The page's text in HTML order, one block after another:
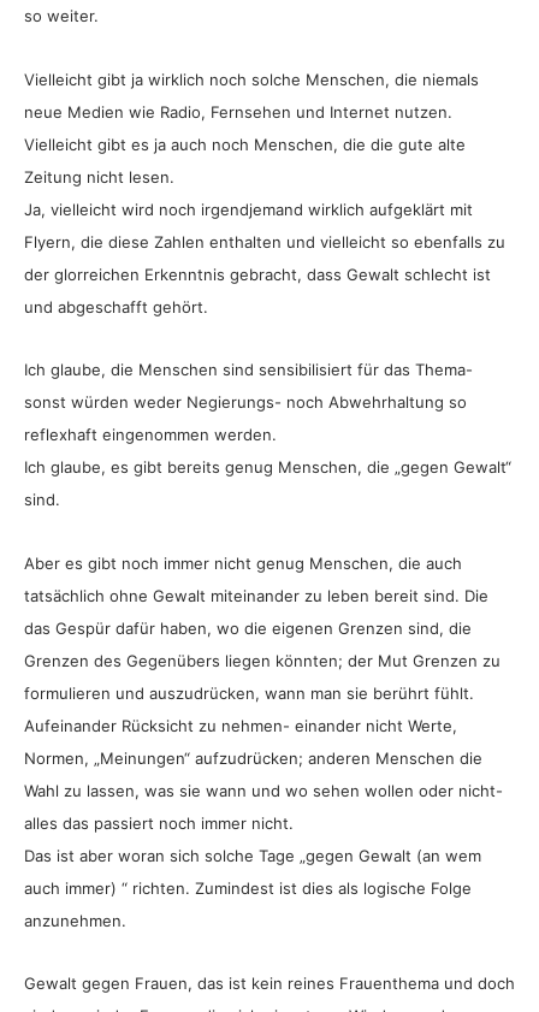
so weiter.
Vielleicht gibt ja wirklich noch solche Menschen, die niemals
neue Medien wie Radio, Fernsehen und Internet nutzen.
Vielleicht gibt es ja auch noch Menschen, die die gute alte
Zeitung nicht lesen.
Ja, vielleicht wird noch irgendjemand wirklich aufgeklärt mit
Flyern, die diese Zahlen enthalten und vielleicht so ebenfalls zu
der glorreichen Erkenntnis gebracht, dass Gewalt schlecht ist
und abgeschafft gehört.
Ich glaube, die Menschen sind sensibilisiert für das Thema-
sonst würden weder Negierungs- noch Abwehrhaltung so
reflexhaft eingenommen werden.
Ich glaube, es gibt bereits genug Menschen, die „gegen Gewalt“
sind.
Aber es gibt noch immer nicht genug Menschen, die auch
tatsächlich ohne Gewalt miteinander zu leben bereit sind. Die
das Gespür dafür haben, wo die eigenen Grenzen sind, die
Grenzen des Gegenübers liegen könnten; der Mut Grenzen zu
formulieren und auszudrücken, wann man sie berührt fühlt.
Aufeinander Rücksicht zu nehmen- einander nicht Werte,
Normen, „Meinungen“ aufzudrücken; anderen Menschen die
Wahl zu lassen, was sie wann und wo sehen wollen oder nicht-
alles das passiert noch immer nicht.
Das ist aber woran sich solche Tage „gegen Gewalt (an wem
auch immer) “ richten. Zumindest ist dies als logische Folge
anzunehmen.
Gewalt gegen Frauen, das ist kein reines Frauenthema und doch